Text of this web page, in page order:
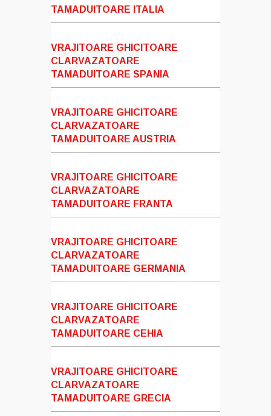
TAMADUITOARE ITALIA
VRAJITOARE GHICITOARE
CLARVAZATOARE
TAMADUITOARE SPANIA
VRAJITOARE GHICITOARE
CLARVAZATOARE
TAMADUITOARE AUSTRIA
VRAJITOARE GHICITOARE
CLARVAZATOARE
TAMADUITOARE FRANTA
VRAJITOARE GHICITOARE
CLARVAZATOARE
TAMADUITOARE GERMANIA
VRAJITOARE GHICITOARE
CLARVAZATOARE
TAMADUITOARE CEHIA
VRAJITOARE GHICITOARE
CLARVAZATOARE
TAMADUITOARE GRECIA